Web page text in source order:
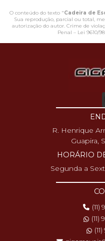
O conteúdo do texto "Cadeira de
Sua reprodução, parcial ou total,
autorização do autor. Crime de
Penal – Lei 9610/
R. Henrique
Guapira,
HORÁRIO
Segunda a
(11)